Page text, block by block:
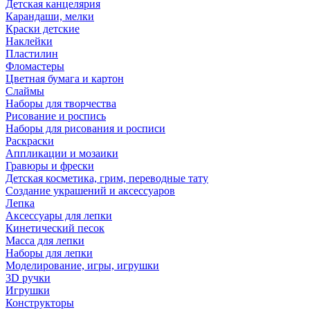
Детская канцелярия
Карандаши, мелки
Краски детские
Наклейки
Пластилин
Фломастеры
Цветная бумага и картон
Слаймы
Наборы для творчества
Рисование и роспись
Наборы для рисования и росписи
Раскраски
Аппликации и мозаики
Гравюры и фрески
Детская косметика, грим, переводные тату
Создание украшений и аксессуаров
Лепка
Аксессуары для лепки
Кинетический песок
Масса для лепки
Наборы для лепки
Моделирование, игры, игрушки
3D ручки
Игрушки
Конструкторы